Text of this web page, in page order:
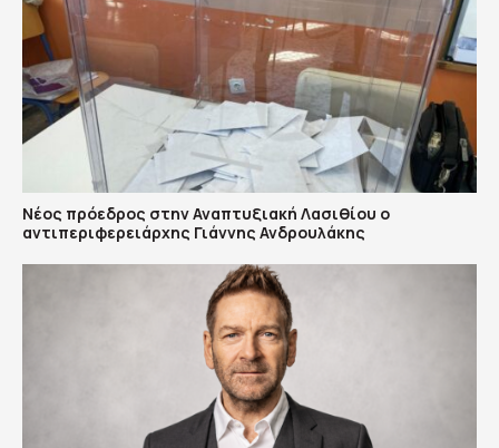
Νέος πρόεδρος στην Αναπτυξιακή Λασιθίου ο
αντιπεριφερειάρχης Γιάννης Ανδρουλάκης